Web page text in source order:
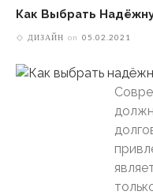
Как Выбрать
ДИЗАЙН on 05.02.2021